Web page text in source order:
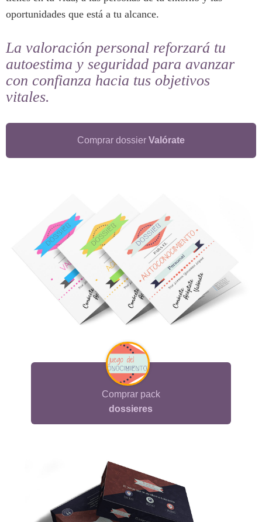
oportunidades que está a tu alcance.
La valoración personal reforzará tu
autoestima y seguridad para avanzar
con confianza hacia tus objetivos
vitales.
Comprar dossier Valórate
Comprar pack
dossieres